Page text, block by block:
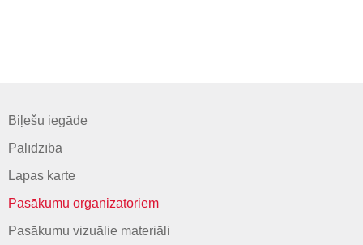
Biļešu iegāde
Palīdzība
Lapas karte
Pasākumu organizatoriem
Pasākumu vizuālie materiāli